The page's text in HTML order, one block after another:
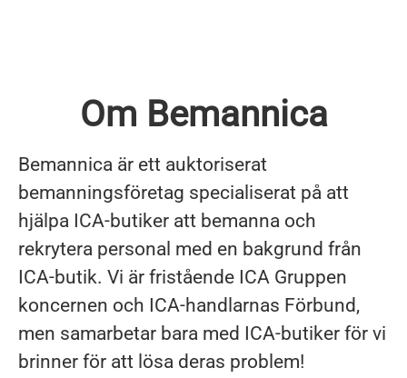
Om Bemannica
Bemannica är ett auktoriserat
bemanningsföretag specialiserat på att
hjälpa ICA-butiker att bemanna och
rekrytera personal med en bakgrund från
ICA-butik. Vi är fristående ICA Gruppen
koncernen och ICA-handlarnas Förbund,
men samarbetar bara med ICA-butiker för vi
brinner för att lösa deras problem!